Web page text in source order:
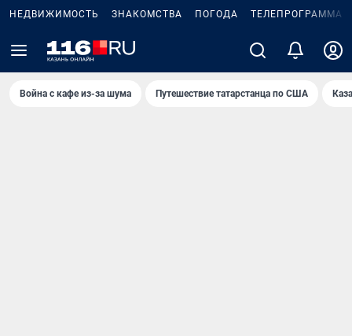
НЕДВИЖИМОСТЬ ЗНАКОМСТВА ПОГОДА ТЕЛЕПРОГРАММА
Война с кафе из-за шума Путешествие татарстанца по США